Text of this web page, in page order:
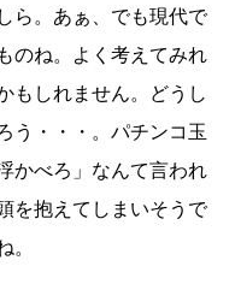
ら。あぁ、でも現代で
のね。よく考えてみれ
もしれません。どうし
う・・・。パチンコ玉
かべろ」なんて言われ
を抱えてしまいそうで
。